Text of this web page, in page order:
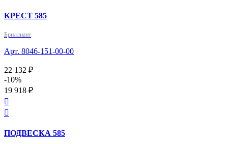
КРЕСТ 585
Бриллиант
Арт. 8046-151-00-00
22 132 ₽
-10%
19 918 ₽


ПОДВЕСКА 585